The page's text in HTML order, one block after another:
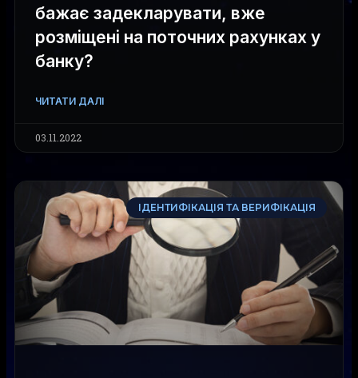
бажає задекларувати, вже
розміщені на поточних рахунках у
банку?
ЧИТАТИ ДАЛІ
03.11.2022
ІДЕНТИФІКАЦІЯ ТА ВЕРИФІКАЦІЯ